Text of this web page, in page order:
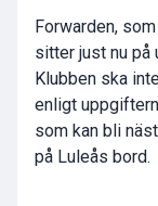
Forwarden,
sitter just nu på
Klubben ska
enligt
som kan bli
på Luleås bord.